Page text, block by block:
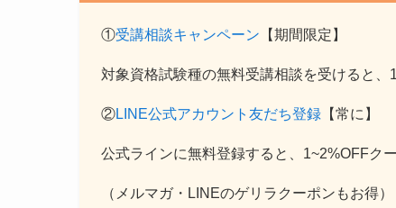
①受講相談キャンペーン 【期間限定】
対象資格試験種の無料受講相談を受けると、
②LINE公式アカウント友だち登録 【常に】
公式ラインに無料登録すると、1~2%OFFク
（メルマガ・LINEのゲリラクーポンもお得）